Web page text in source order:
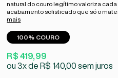
natural do couro legítimo valoriza
acabamento sofisticado que só o
mais
100% COURO
R$ 419,99
3x
R$ 140,00sem juros